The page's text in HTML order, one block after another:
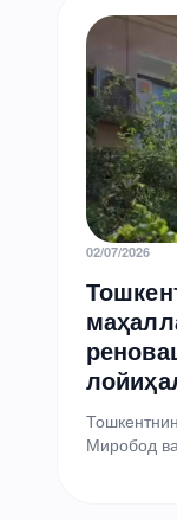
02/07/2026
Миробод